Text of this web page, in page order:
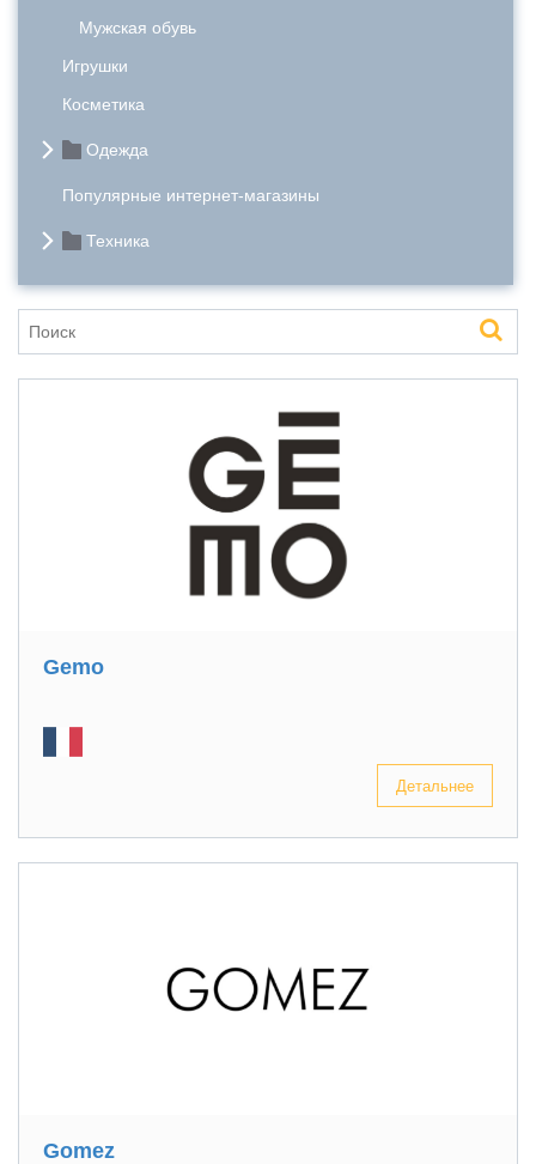
Мужская обувь
Игрушки
Косметика
Одежда
Популярные интернет-магазины
Техника
Gemo
Детальнее
Gomez